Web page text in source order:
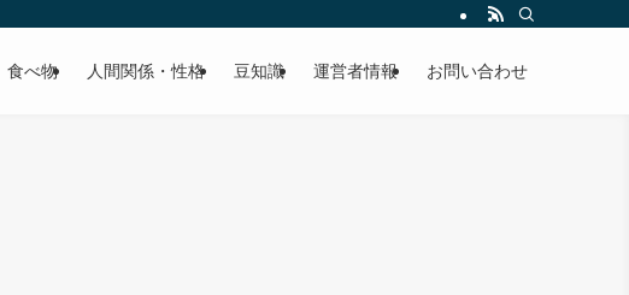
食べ物 人間関係・性格 豆知識 運営者情報 お問い合わせ